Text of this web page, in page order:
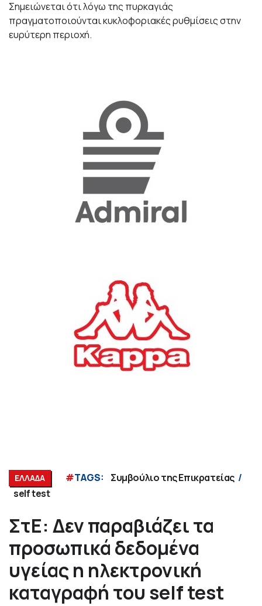
Σημειώνεται ότι λόγω της πυρκαγιάς
πραγματοποιούνται κυκλοφοριακές ρυθμίσεις στην
ευρύτερη περιοχή.
ΕΛΛΑΔΑ #TAGS:
Συμβούλιο της Επικρατείας
self test
ΣτΕ: Δεν παραβιάζει τα
προσωπικά δεδομένα
υγείας η ηλεκτρονική
καταγραφή του self test